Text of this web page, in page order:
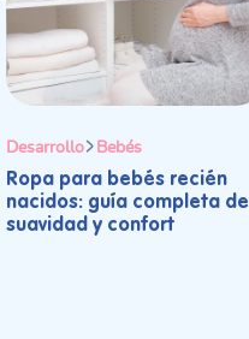
Desarrollo Bebés
Ropa para bebés recién
nacidos: guía completa de
suavidad y confort